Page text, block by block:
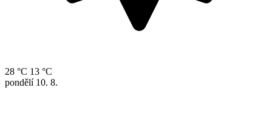
28 °C 13 °C
pondělí 10. 8.